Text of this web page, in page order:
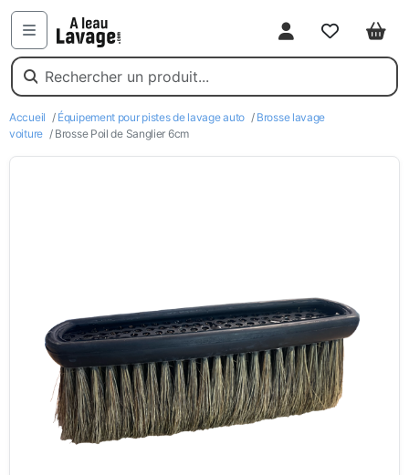
Menu
Mon compte
Favoris
Accueil / Équipement pour pistes de lavage auto / Brosse lavage
voiture / Brosse Poil de Sanglier 6cm